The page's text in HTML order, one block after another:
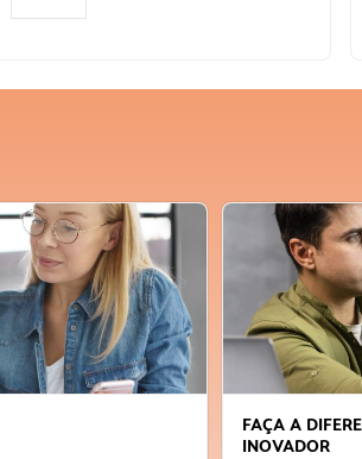
FAÇA A
INOVADOR